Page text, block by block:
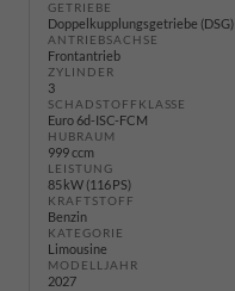
GETRIEBE
Doppelkupplungsgetriebe (DSG)
ANTRIEBSACHSE
Frontantrieb
ZYLINDER
3
SCHADSTOFFKLASSE
Euro 6d-ISC-FCM
HUBRAUM
999 ccm
LEISTUNG
85 kW (116 PS)
KRAFTSTOFF
Benzin
KATEGORIE
Limousine
MODELLJAHR
2027